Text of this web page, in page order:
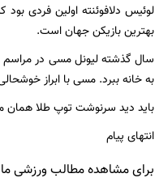
لوئیس دلافوئنته اولین فردی
بهترین بازیکن جهان است.
سال گذشته لیونل مسی در مراسم
به خانه ببرد. مسی با ابراز
باید دید سرنوشت توپ طلا همان
انتهای پیام
برای مشاهده مطالب ورزشی ما